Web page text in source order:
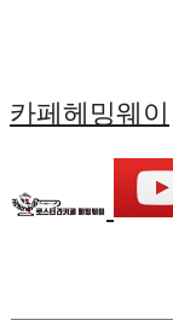
카페헤밍웨이